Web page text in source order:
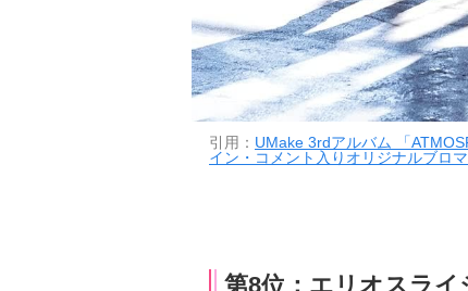
引用： UMake 3rdアルバム 「
イン・コメント入りオリジナルブロ
第8位：エリオスライ